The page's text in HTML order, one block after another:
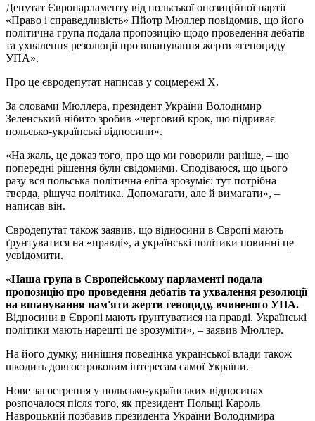
Депутат Європарламенту від польської опозиційної партії
«Право і справедливість» Пйотр Мюллер повідомив, що його
політична група подала пропозицію щодо проведення дебатів
та ухвалення резолюції про вшанування жертв «геноциду
УПА».
Про це євродепутат написав у соцмережі Х.
За словами Мюллера, президент України Володимир
Зеленський нібито зробив «черговий крок, що підриває
польсько-українські відносини».
«На жаль, це доказ того, про що ми говорили раніше, – що
попередні рішення були свідомими. Сподіваюся, що цього
разу вся польська політична еліта зрозуміє: тут потрібна
тверда, рішуча політика. Допомагати, але й вимагати», –
написав він.
Євродепутат також заявив, що відносини в Європі мають
ґрунтуватися на «правді», а українські політики повинні це
усвідомити.
«Наша група в Європейському парламенті подала
пропозицію про проведення дебатів та ухвалення резолюції
на вшанування пам'яти жертв геноциду, вчиненого УПА.
Відносини в Європі мають ґрунтуватися на правді. Українські
політики мають нарешті це зрозуміти», – заявив Мюллер.
На його думку, нинішня поведінка української влади також
шкодить довгостроковим інтересам самої України.
Нове загострення у польсько-українських відносинах
розпочалося після того, як президент Польщі Кароль
Навроцький позбавив президента України Володимира